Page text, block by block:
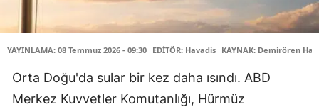
YAYINLAMA: 08 Temmuz 2026 - 09:30 EDİTÖR: Havadis KAYNAK: Demirören
Orta Doğu'da sular bir kez daha ısındı. ABD
Merkez Kuvvetler Komutanlığı, Hürmüz